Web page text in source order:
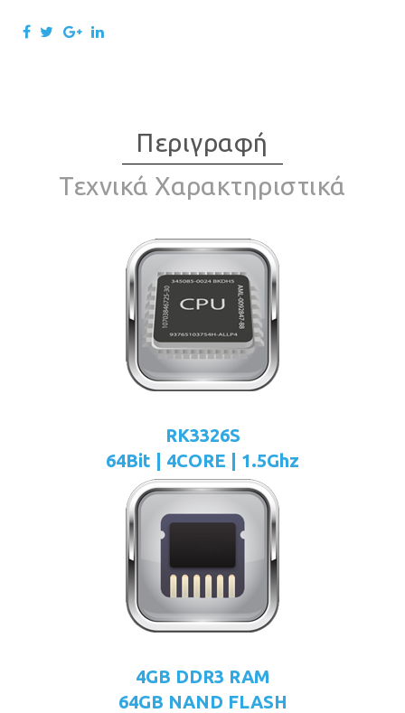
Περιγραφή
Τεχνικά Χαρακτηριστικά
RK3326S
64Bit | 4CORE | 1.5Ghz
4GB DDR3 RAM
64GB NAND FLASH